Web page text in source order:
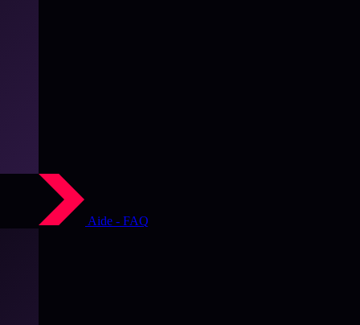
Aide - FAQ